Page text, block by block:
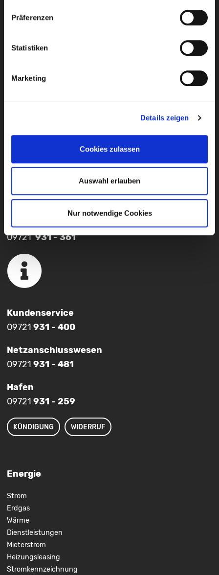
Präferenzen
Statistiken
Marketing
Details zeigen
Cookies zulassen
Auswahl erlauben
Nur notwendige Cookies
Presseverteiler
0 - 24 UHR
09721931-200
09721931-361
Kundenservice
09721 931 - 400
Netzanschlusswesen
09721 931 - 481
Hafen
09721 931 - 259
KÜNDIGUNG WIDERRUF
Energie
Strom
Erdgas
Wärme
Dienstleistungen
Mieterstrom
Heizungsleasing
Stromkennzeichnung